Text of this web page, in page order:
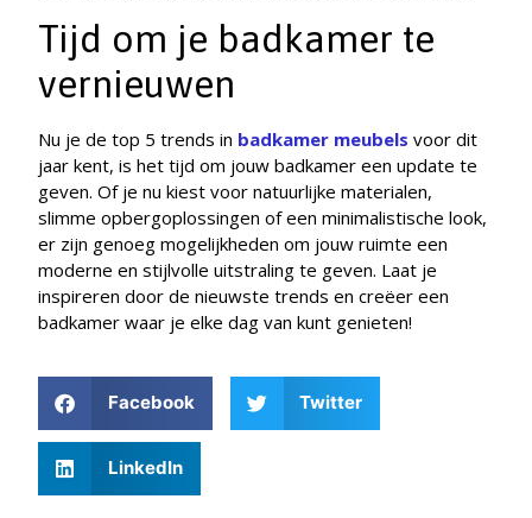
Tijd om je badkamer te
vernieuwen
Nu je de top 5 trends in badkamer meubels voor dit
jaar kent, is het tijd om jouw badkamer een update te
geven. Of je nu kiest voor natuurlijke materialen,
slimme opbergoplossingen of een minimalistische look,
er zijn genoeg mogelijkheden om jouw ruimte een
moderne en stijlvolle uitstraling te geven. Laat je
inspireren door de nieuwste trends en creëer een
badkamer waar je elke dag van kunt genieten!
Facebook Twitter
LinkedIn